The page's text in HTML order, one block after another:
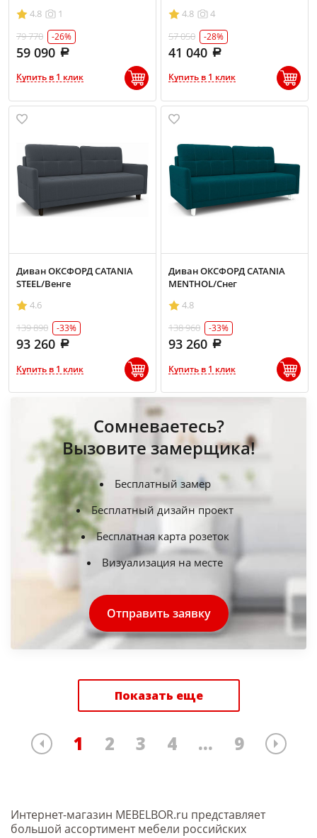
4.8
1
79 770
-26%
59 090
Купить в 1 клик
4.8
4
57 050
-28%
41 040
Купить в 1 клик
Диван ОКСФОРД CATANIA
STEEL/Венге
4.6
139 890
-33%
93 260
Купить в 1 клик
Диван ОКСФОРД CATANIA
MENTHOL/Снег
4.8
138 960
-33%
93 260
Купить в 1 клик
Сомневаетесь?
Вызовите замерщика!
Бесплатный замер
Бесплатный дизайн проект
Бесплатная карта розеток
Визуализация на месте
Отправить заявку
Показать еще
1 2 3 4 ... 9
Интернет-магазин MEBELBOR.ru представляет
большой ассортимент мебели российских